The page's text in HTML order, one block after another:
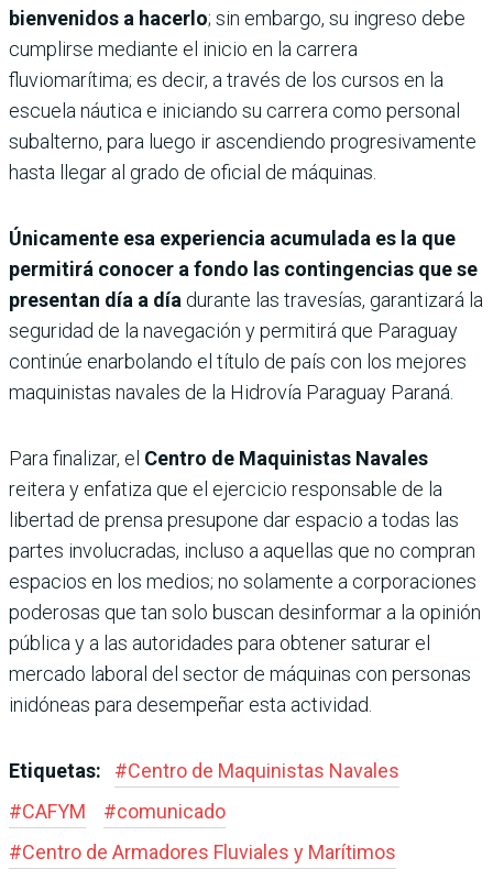
bienvenidos a hacerlo; sin embargo, su ingreso debe
cumplirse mediante el inicio en la carrera
fluviomarítima; es decir, a través de los cursos en la
escuela náutica e iniciando su carrera como personal
subalterno, para luego ir ascendiendo progresivamente
hasta llegar al grado de oficial de máquinas.
Únicamente esa experiencia acumulada es la que
permitirá conocer a fondo las contingencias que se
presentan día a día durante las travesías, garantizará la
seguridad de la navegación y permitirá que Paraguay
continúe enarbolando el título de país con los mejores
maquinistas navales de la Hidrovía Paraguay Paraná.
Para finalizar, el Centro de Maquinistas Navales
reitera y enfatiza que el ejercicio responsable de la
libertad de prensa presupone dar espacio a todas las
partes involucradas, incluso a aquellas que no compran
espacios en los medios; no solamente a corporaciones
poderosas que tan solo buscan desinformar a la opinión
pública y a las autoridades para obtener saturar el
mercado laboral del sector de máquinas con personas
inidóneas para desempeñar esta actividad.
Etiquetas: #Centro de Maquinistas Navales
#CAFYM #comunicado
#Centro de Armadores Fluviales y Marítimos